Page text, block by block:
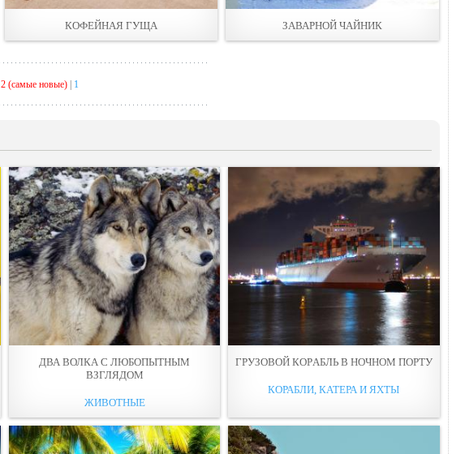
КОФЕЙНАЯ ГУЩА ЗАВАРНОЙ ЧАЙНИК
2 (самые новые) 1
ДВА ВОЛКА С ЛЮБОПЫТНЫМ
ВЗГЛЯДOМ
ЖИВОТНЫЕ
ГРУЗОВОЙ КОРAБЛЬ В НОЧНОМ ПОРТУ
КОРАБЛИ, КАТЕРА И ЯХТЫ